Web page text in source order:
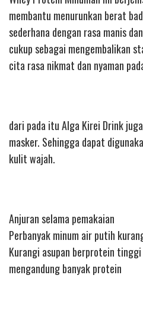
membantu menurunkan berat
sederhana dengan rasa manis
cukup sebagai mengembalikan
cita rasa nikmat dan nyaman
dari pada itu Alga Kirei Drink
masker. Sehingga dapat
kulit wajah.
Anjuran selama pemakaian
Perbanyak minum air putih
Kurangi asupan berprotein
mengandung banyak protein